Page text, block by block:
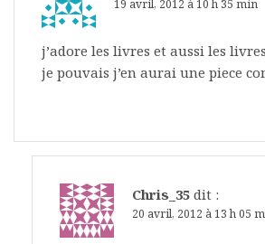
19 avril, 2012 à 10 h 35 min
j’adore les livres et aussi les
je pouvais j’en aurai une piece
Chris_35 dit :
20 avril, 2012 à 13 h 05